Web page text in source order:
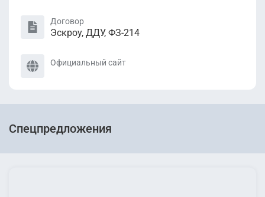
Договор
Эскроу, ДДУ, ФЗ-214
Официальный сайт
Спецпредложения